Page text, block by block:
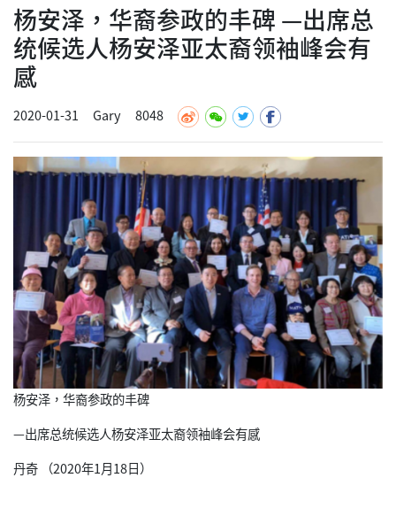
杨安泽，华裔参政的丰碑 —出席总
统候选人杨安泽亚太裔领袖峰会有
感
2020-01-31 Gary 8048
杨安泽，华裔参政的丰碑
—出席总统候选人杨安泽亚太裔领袖峰会有感
丹奇 （2020年1月18日）